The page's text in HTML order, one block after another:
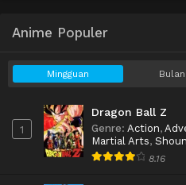
Anime Populer
Mingguan
1
Dragon Ball Z
Genre: Action,
Martial Arts,
8.16